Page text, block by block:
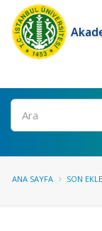
Ara
ANA SAYFA SON